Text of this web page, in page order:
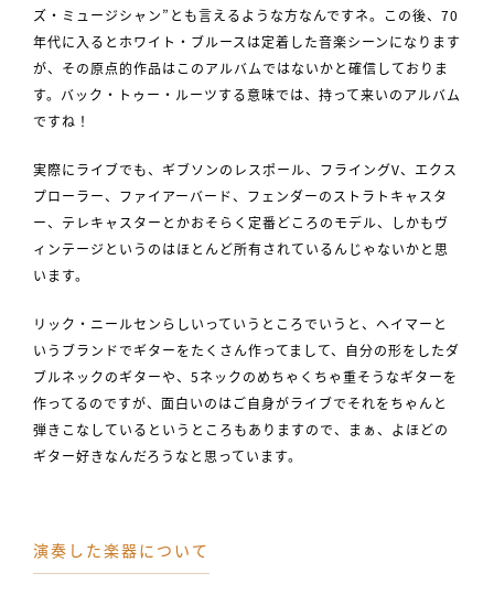
ズ・ミュージシャン”とも言えるような方なんですネ。この後、70
年代に入るとホワイト・ブルースは定着した音楽シーンになります
が、その原点的作品はこのアルバムではないかと確信しておりま
す。バック・トゥー・ルーツする意味では、持って来いのアルバム
ですね！
実際にライブでも、ギブソンのレスポール、フライングV、エクス
プローラー、ファイアーバード、フェンダーのストラトキャスタ
ー、テレキャスターとかおそらく定番どころのモデル、しかもヴ
ィンテージというのはほとんど所有されているんじゃないかと思
います。
リック・ニールセンらしいっていうところでいうと、ヘイマーと
いうブランドでギターをたくさん作ってまして、自分の形をしたダ
ブルネックのギターや、5ネックのめちゃくちゃ重そうなギターを
作ってるのですが、面白いのはご自身がライブでそれをちゃんと
弾きこなしているというところもありますので、まぁ、よほどの
ギター好きなんだろうなと思っています。
演奏した楽器について